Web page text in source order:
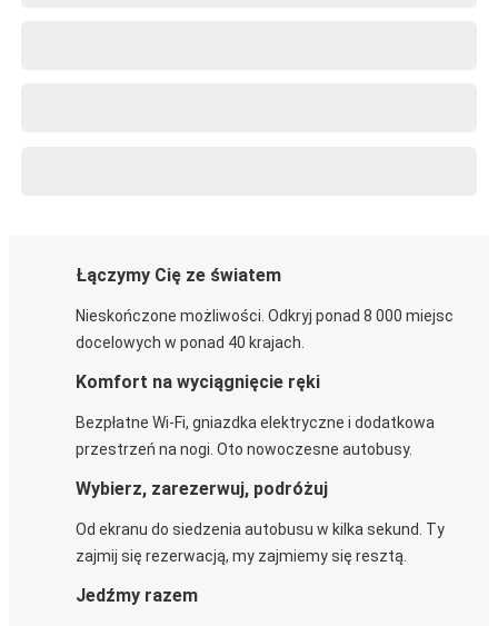
Łączymy Cię ze światem
Nieskończone możliwości. Odkryj ponad 8 000 miejsc
docelowych w ponad 40 krajach.
Komfort na wyciągnięcie ręki
Bezpłatne Wi-Fi, gniazdka elektryczne i dodatkowa
przestrzeń na nogi. Oto nowoczesne autobusy.
Wybierz, zarezerwuj, podróżuj
Od ekranu do siedzenia autobusu w kilka sekund. Ty
zajmij się rezerwacją, my zajmiemy się resztą.
Jedźmy razem